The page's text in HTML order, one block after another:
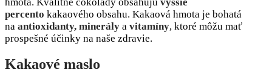
percento kakaového obsahu. Kakaová hmota je bohatá
na antioxidanty, minerály a vitamíny, ktoré môžu mať
prospešné účinky na naše zdravie.
Kakaové maslo